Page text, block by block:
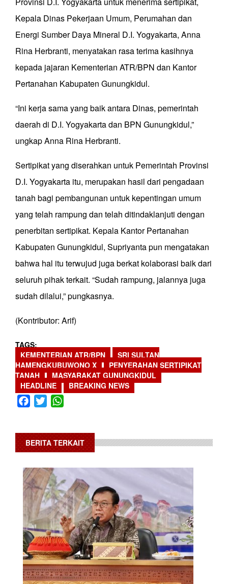
Kepala Dinas Pekerjaan Umum, Perumahan dan
Energi Sumber Daya Mineral D.I. Yogyakarta, Anna
Rina Herbranti, menyatakan rasa terima kasihnya
kepada jajaran Kementerian ATR/BPN dan Kantor
Pertanahan Kabupaten Gunungkidul.
“Ini kerja sama yang baik antara Dinas, pemerintah
daerah di D.I. Yogyakarta dan BPN Gunungkidul,”
ungkap Anna Rina Herbranti.
Sertipikat yang diserahkan untuk Pemerintah Provinsi
D.I. Yogyakarta itu, merupakan hasil dari pengadaan
tanah bagi pembangunan untuk kepentingan umum
yang telah rampung dan telah ditindaklanjuti dengan
penerbitan sertipikat. Kepala Kantor Pertanahan
Kabupaten Gunungkidul, Supriyanta pun mengatakan
bahwa hal itu terwujud juga berkat kolaborasi baik dari
seluruh pihak terkait. “Sudah rampung, jalannya juga
sudah dilalui,” pungkasnya.
(Kontributor: Arif)
TAGS
KEMENTERIAN ATR/BPN
SRI SULTAN
HAMENGKUBUWONO X
PENYERAHAN SERTIPIKAT
TANAH
MASYARAKAT GUNUNGKIDUL
HEADLINE
BREAKING NEWS
Facebook
Twitter
BERITA TERKAIT